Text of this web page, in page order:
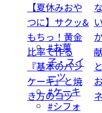
なら食べた
い。長谷川あ
かりの人気夏
献立『鶏胸肉
ときゅうりの
おかかマリ
ネ』
#ごぼう
#春キャ
ベツ
#時短
#豚こま
切れ肉